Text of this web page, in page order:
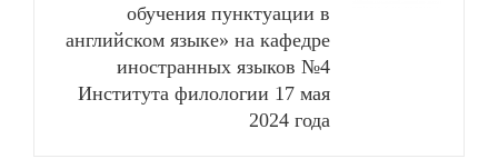
обучения пунктуации в
английском языке» на кафедре
иностранных языков №4
Института филологии 17 мая
2024 года